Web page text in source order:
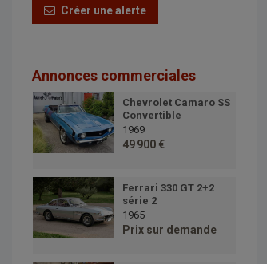
Créer une alerte
Annonces commerciales
Chevrolet Camaro SS
Convertible
1969
49 900 €
Ferrari 330 GT 2+2
série 2
1965
Prix sur demande